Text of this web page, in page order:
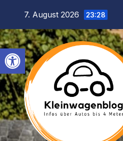
Werkzeugleiste
springen
springen
7. August 2026 23:28